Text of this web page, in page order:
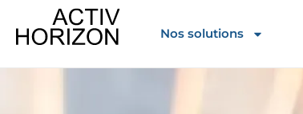
Nos solutions